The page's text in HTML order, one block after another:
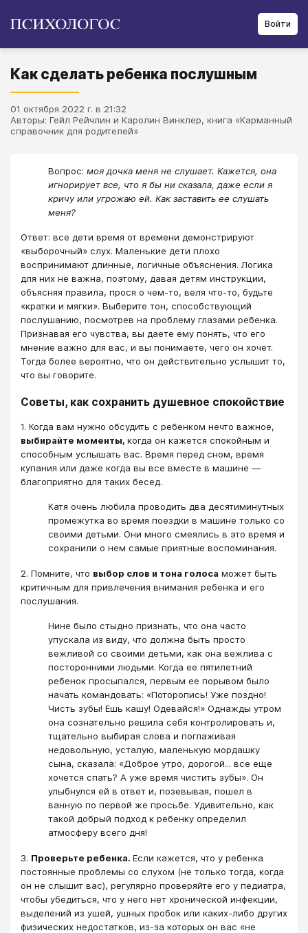
Войти
Как сделать ребенка послушным
01 октября 2022 г. в 21:32
Авторы: Гейл Рейчлин и Каролин Винклер, книга «Карманный
справочник для родителей»
Вопрос: моя дочка меня не слушает. Кажется, она
игнорирует все, что я бы ни сказала, даже если я
кричу или угрожаю ей. Как заставить ее слушать
меня?
Ответ: все дети время от времени демонстрируют
«выборочный» слух. Маленькие дети плохо
воспринимают длинные, логичные объяснения. Логика
для них не важна, поэтому, давая детям инструкции,
объясняя правила, прося о чем-то, веля что-то, будьте
«кратки и мягки». Выберите тон, способствующий
послушанию, посмотрев на проблему глазами ребенка.
Признавая его чувства, вы даете ему понять, что его
мнение важно для вас, и вы понимаете, чего он хочет.
Тогда более вероятно, что он действительно услышит то,
что вы говорите.
Советы, как сохранить душевное спокойствие
1. Когда вам нужно обсудить с ребенком нечто важное,
выбирайте моменты, когда он кажется спокойным и
способным услышать вас. Время перед сном, время
купания или даже когда вы все вместе в машине —
благоприятно для таких бесед.
Катя очень любила проводить два десятиминутных
промежутка во время поездки в машине только со
своими детьми. Они много смеялись в это время и
сохранили о нем самые приятные воспоминания.
2. Помните, что выбор слов и тона голоса может быть
критичным для привлечения внимания ребенка и его
послушания.
Нине было стыдно признать, что она часто
упускала из виду, что должна быть просто
вежливой со своими детьми, как она вежлива с
посторонними людьми. Когда ее пятилетний
ребенок просыпался, первым ее порывом было
начать командовать: «Поторопись! Уже поздно!
Чисть зубы! Ешь кашу! Одевайся!» Однажды утром
она сознательно решила себя контролировать и,
тщательно выбирая слова и поглаживая
недовольную, усталую, маленькую мордашку
сына, сказала: «Доброе утро, дорогой... все еще
хочется спать? А уже время чистить зубы». Он
улыбнулся ей в ответ и, позевывая, пошел в
ванную по первой же просьбе. Удивительно, как
такой добрый подход к ребенку определил
атмосферу всего дня!
3. Проверьте ребенка. Если кажется, что у ребенка
постоянные проблемы со слухом (не только тогда, когда
он не слышит вас), регулярно проверяйте его у педиатра,
чтобы убедиться, что у него нет хронической инфекции,
выделений из ушей, ушных пробок или каких-либо других
физических недостатков, из-за которых он вас «не